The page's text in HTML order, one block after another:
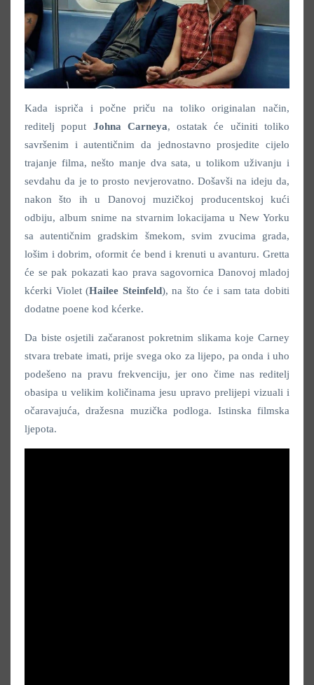
Kada ispriča i počne priču na toliko originalan način,
reditelj poput Johna Carneya, ostatak će učiniti toliko
savršenim i autentičnim da jednostavno prosjedite cijelo
trajanje filma, nešto manje dva sata, u tolikom uživanju i
sevdahu da je to prosto nevjerovatno. Došavši na ideju da,
nakon što ih u Danovoj muzičkoj producentskoj kući
odbiju, album snime na stvarnim lokacijama u New Yorku
sa autentičnim gradskim šmekom, svim zvucima grada,
lošim i dobrim, oformit će bend i krenuti u avanturu. Gretta
će se pak pokazati kao prava sagovornica Danovoj mladoj
kćerki Violet (Hailee Steinfeld), na što će i sam tata dobiti
dodatne poene kod kćerke.
Da biste osjetili začaranost pokretnim slikama koje Carney
stvara trebate imati, prije svega oko za lijepo, pa onda i uho
podešeno na pravu frekvenciju, jer ono čime nas reditelj
obasipa u velikim količinama jesu upravo prelijepi vizuali i
očaravajuća, dražesna muzička podloga. Istinska filmska
ljepota.